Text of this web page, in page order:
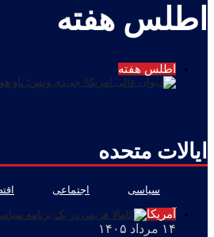
اطلس هفته
اطلس هفته
ایالات متحده
سیاسی اجتماعی
آمریکا
۱۴ مرداد ۱۴۰۵